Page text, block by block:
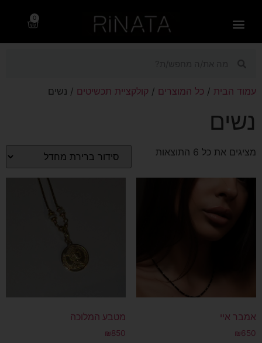
0
עמוד הבית / כל המוצרים / קולקציית תכשיטים / נשים
נשים
מציגים את כל ⁦6⁩ התוצאות
אמבר איי
₪650
מטבע המלוכה
₪850